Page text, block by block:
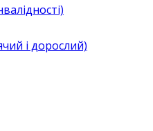
і дорослий)